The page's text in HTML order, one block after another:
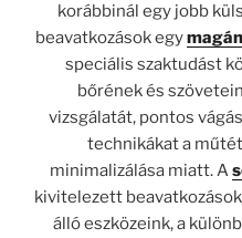
korábbinál egy jobb
beavatkozások egy
speciális szaktudást
bőrének és
vizsgálatát, pontos
technikákat a
minimalizálása miatt. A
kivitelezett
álló eszközeink, a